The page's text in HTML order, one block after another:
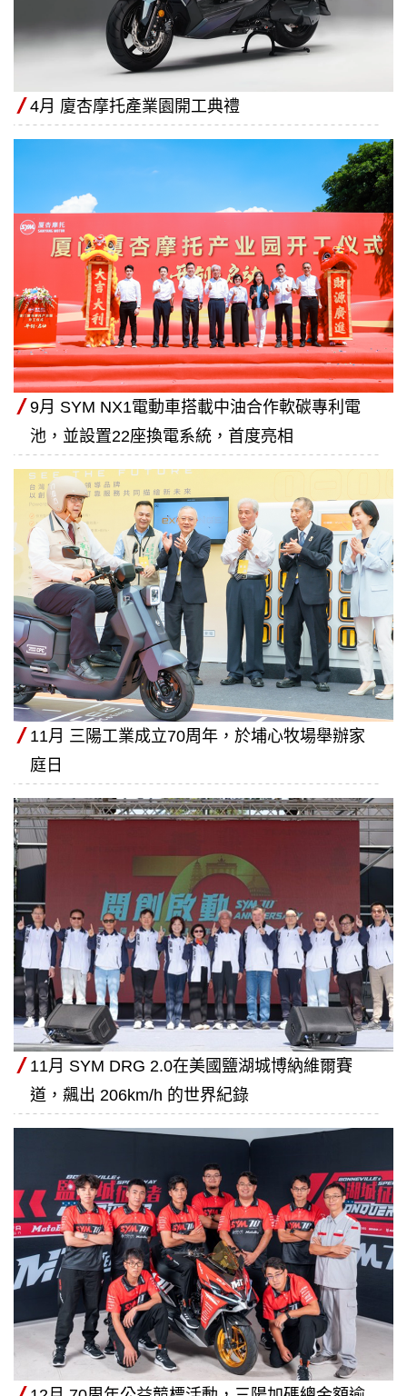
4月 廈杏摩托產業園開工典禮
9月 SYM NX1電動車搭載中油合作軟碳專利電
池，並設置22座換電系統，首度亮相
11月 三陽工業成立70周年，於埔心牧場舉辦家
庭日
11月 SYM DRG 2.0在美國鹽湖城博納維爾賽
道，飆出 206km/h 的世界紀錄